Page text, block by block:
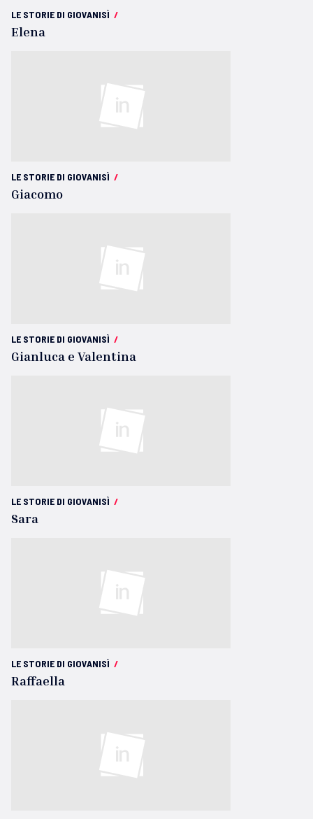
LE STORIE DI GIOVANISÌ /
Elena
LE STORIE DI GIOVANISÌ /
Giacomo
LE STORIE DI GIOVANISÌ /
Gianluca e Valentina
LE STORIE DI GIOVANISÌ /
Sara
LE STORIE DI GIOVANISÌ /
Raffaella